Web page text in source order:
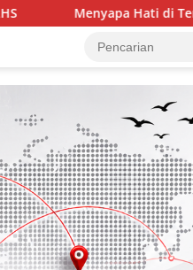
di Teras Rumah: Cara